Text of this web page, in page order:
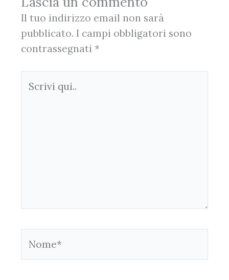
Il tuo indirizzo email non sarà
pubblicato. I campi obbligatori sono
contrassegnati *
qui..